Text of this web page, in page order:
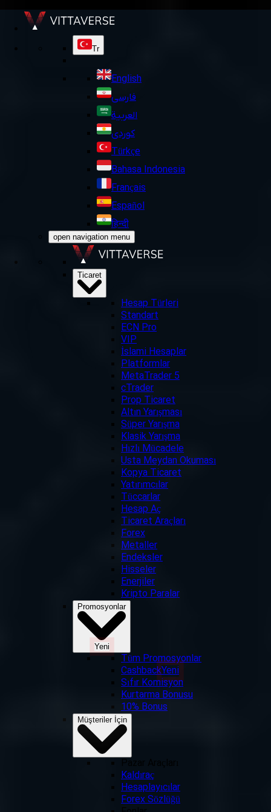
Tr
English
فارسی
العربية
کوردی
Türkçe
Bahasa Indonesia
Français
Español
हिन्दी
open navigation menu
Ticaret
Hesap Türleri
Standart
ECN Pro
VIP
İslami Hesaplar
Platformlar
MetaTrader 5
cTrader
Prop Ticaret
Altın Yarışması
Süper Yarışma
Klasik Yarışma
Hızlı Mücadele
Usta Meydan Okuması
Kopya Ticaret
Yatırımcılar
Tüccarlar
Hesap Aç
Ticaret Araçları
Forex
Metaller
Endeksler
Hisseler
Enerjiler
Kripto Paralar
Promosyonlar
Yeni
Tüm Promosyonlar
CashbackYeni
Sıfır Komisyon
Kurtarma Bonusu
10% Bonus
Müşteriler İçin
Kaldıraç
Hesaplayıcılar
Forex Sözlüğü